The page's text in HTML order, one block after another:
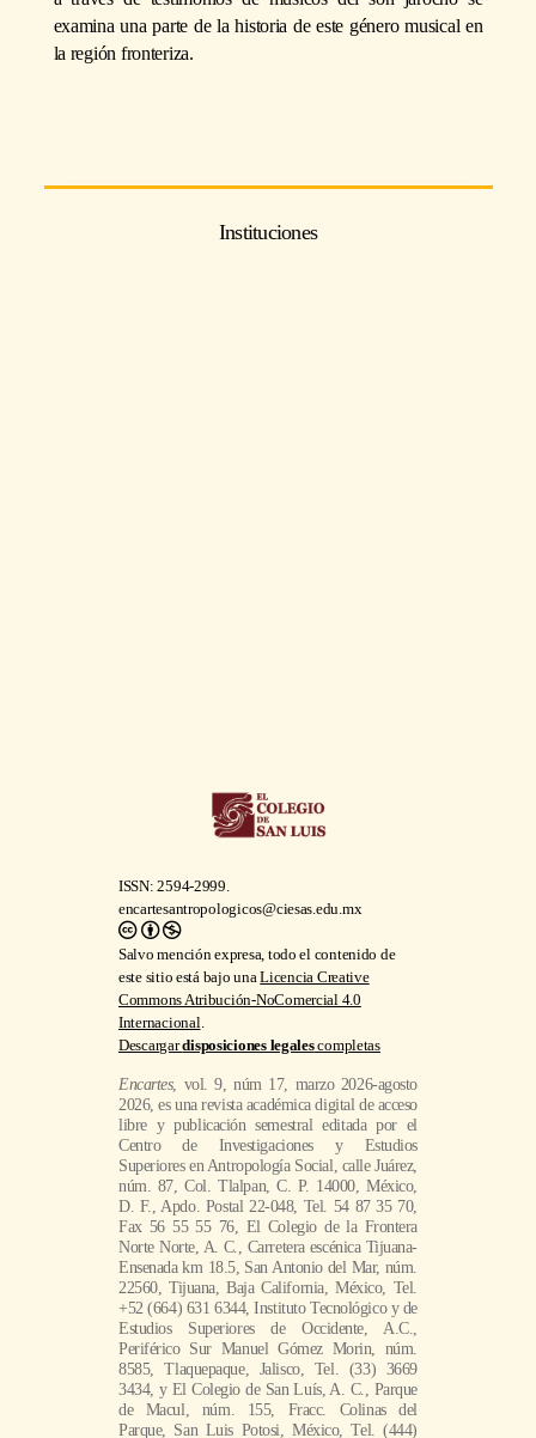
examina una parte de la historia de este género musical en
la región fronteriza.
Instituciones
Salvo mención expresa, todo el contenido de
Commons Atribución-NoComercial 4.0
Descargar disposiciones legales
Encartes, vol. 9, núm 17, marzo 2026-agosto
2026, es una revista académica digital de acceso
libre y publicación semestral editada por el
Centro de Investigaciones y Estudios
Superiores en Antropología Social, calle Juárez,
D. F., Apdo. Postal 22-048, Tel. 54 87 35 70,
Fax 56 55 55 76, El Colegio de la Frontera
Norte Norte, A. C., Carretera escénica Tijuana-
Ensenada km 18.5, San Antonio del Mar, núm.
22560, Tijuana, Baja California, México, Tel.
+52 (664) 631 6344, Instituto Tecnológico y de
Estudios Superiores de Occidente, A.C.,
Periférico Sur Manuel Gómez Morin, núm.
8585, Tlaquepaque, Jalisco, Tel. (33) 3669
3434, y El Colegio de San Luís, A. C., Parque
de Macul, núm. 155, Fracc. Colinas del
Parque, San Luis Potosi, México, Tel. (444)
811 01 01. Contacto:
encartesantropologicos@ciesas.edu.mx.
Directora de la revista: Ángela Renée de la
Torre Castellanos. Alojada en la dirección
electrónica https://encartes.mx. Responsable de
la última actualización de este número: Arthur